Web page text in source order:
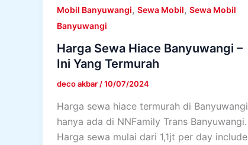
Mobil Banyuwangi, Sewa Mobil, Sewa Mobil
Banyuwangi
Harga Sewa Hiace Banyuwangi –
Ini Yang Termurah
deco akbar/10/07/2024
Harga sewa hiace termurah di Banyuwangi
hanya ada di NNFamily Trans Banyuwangi.
Harga sewa mulai dari 1,1jt per day include